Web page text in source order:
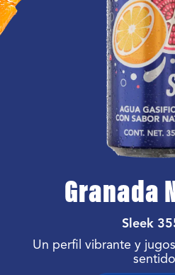
Granada
Sleek
Un perfil vibrante y